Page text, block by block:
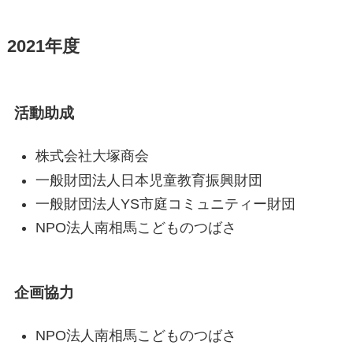
2021年度
活動助成
株式会社大塚商会
一般財団法人日本児童教育振興財団
一般財団法人YS市庭コミュニティー財団
NPO法人南相馬こどものつばさ
企画協力
NPO法人南相馬こどものつばさ